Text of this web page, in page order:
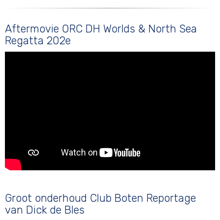
Aftermovie ORC DH Worlds & North Sea
Regatta 202e
Groot onderhoud Club Boten Reportage
van Dick de Bles